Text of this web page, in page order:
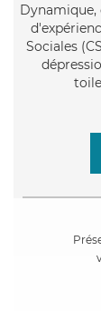
Dynamique,
Sociales